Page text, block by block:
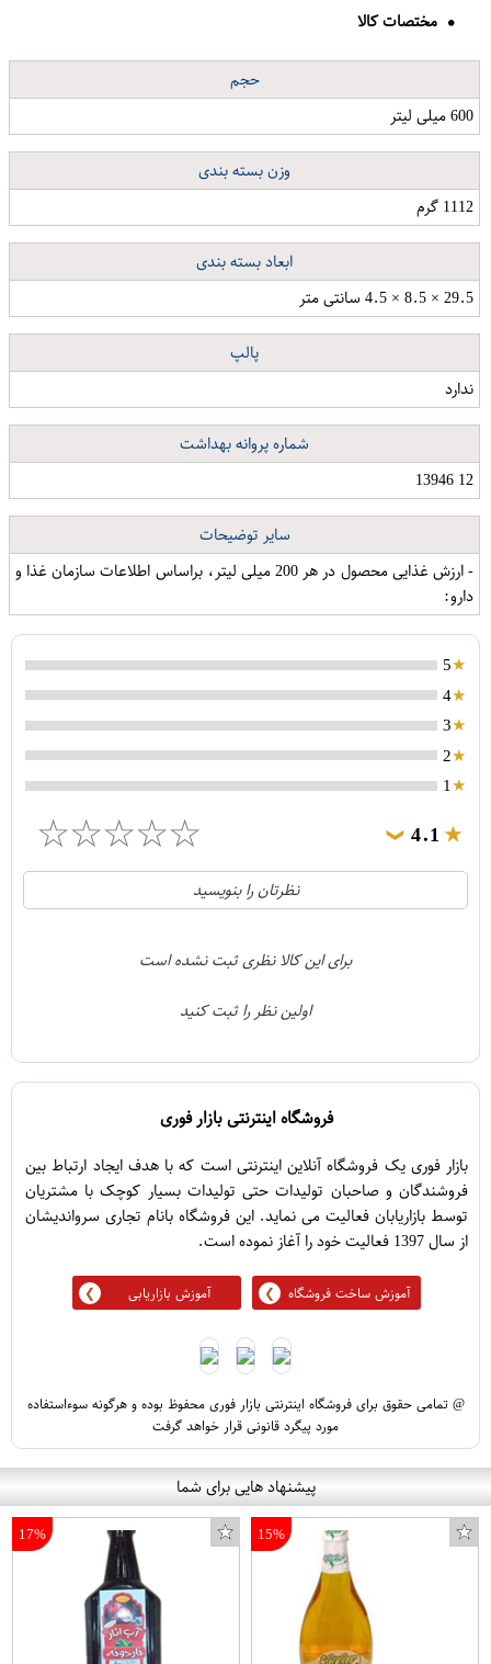
مختصات کالا
حجم
600 میلی لیتر
وزن بسته بندی
1112 گرم
ابعاد بسته بندی
29.5 × 8.5 × 4.5 سانتی متر
پالپ
ندارد
شماره پروانه بهداشت
12 13946
سایر توضیحات
- ارزش غذایی محصول در هر 200 میلی لیتر، براساس اطلاعات سازمان غذا و
دارو:
5
4
3
2
1
4.1
❯
☆
☆
☆
☆
☆
21
1
نظرتان را بنویسید
برای این کالا نظری ثبت نشده است
اولین نظر را ثبت کنید
فروشگاه اینترنتی بازار فوری
بازار فوری یک فروشگاه آنلاین اینترنتی است که با هدف ایجاد ارتباط بین
فروشندگان و صاحبان تولیدات حتی تولیدات بسیار کوچک با مشتریان
توسط بازاریابان فعالیت می نماید. این فروشگاه بانام تجاری سرواندیشان
از سال 1397 فعالیت خود را آغاز نموده است.
آموزش ساخت فروشگاه آموزش بازاریابی
@ تمامی حقوق برای فروشگاه اینترنتی بازار فوری محفوظ بوده و هرگونه سوءاستفاده
مورد پیگرد قانونی قرار خواهد گرفت
پیشنهاد هایی برای شما
15%
17%